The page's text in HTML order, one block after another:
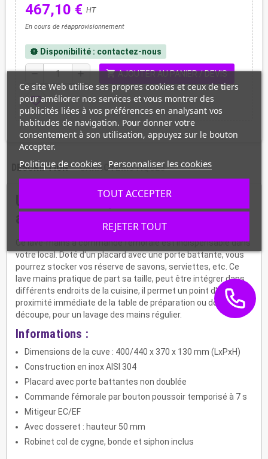
467,10 € HT
En cours de réapprovisionnement
new_releases Disponibilité : contactez-nous
remove add shopping_cartAJOUTER AU PANIER / DEVIS
favorite_border
DESCRIPTION CARACTÉRISTIQUES
Un lave-mains professionnel INOX
avec dosseret IP0079
Ce lave-mains à commande fémorale est indispensable dans
votre local. Doté d'un placard avec une porte battante, vous
pourrez stocker vos réserve de savons, serviettes, etc. Ce
lave mains pratique de part sa taille, peut être intégrer dans
différents endroits de la cuisine, il permet un point d'eau à
proximité immédiate de la table de préparation ou de
découpe, pour un lavage des mains régulier.
Informations :
Dimensions de la cuve : 400/440 x 370 x 130 mm (LxPxH)
Construction en inox AISI 304
Placard avec porte battantes non doublée
Commande fémorale par bouton poussoir temporisé à 7 s
Mitigeur EC/EF
Avec dosseret : hauteur 50 mm
Robinet col de cygne, bonde et siphon inclus
Ce site Web utilise ses propres cookies et ceux de tiers
pour améliorer nos services et vous montrer des
publicités liées à vos préférences en analysant vos
habitudes de navigation. Pour donner votre
consentement à son utilisation, appuyez sur le bouton
Accepter.
Politique de cookies Personnaliser les cookies
REJETER TOUT
TOUT ACCEPTER